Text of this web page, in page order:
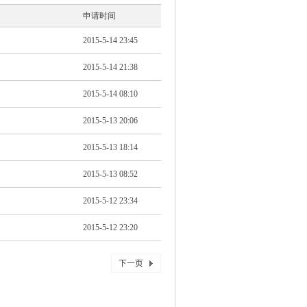
申请时间
2015-5-14 23:45
2015-5-14 21:38
2015-5-14 08:10
2015-5-13 20:06
2015-5-13 18:14
2015-5-13 08:52
2015-5-12 23:34
2015-5-12 23:20
下一页